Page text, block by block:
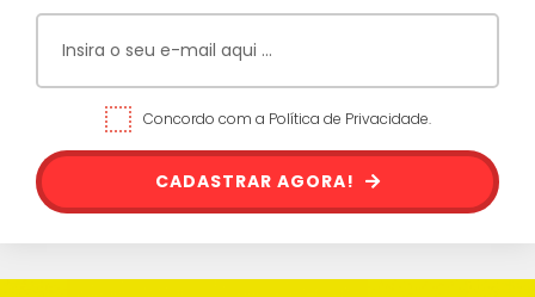
Concordo com a Política de Privacidade.
CADASTRAR AGORA!